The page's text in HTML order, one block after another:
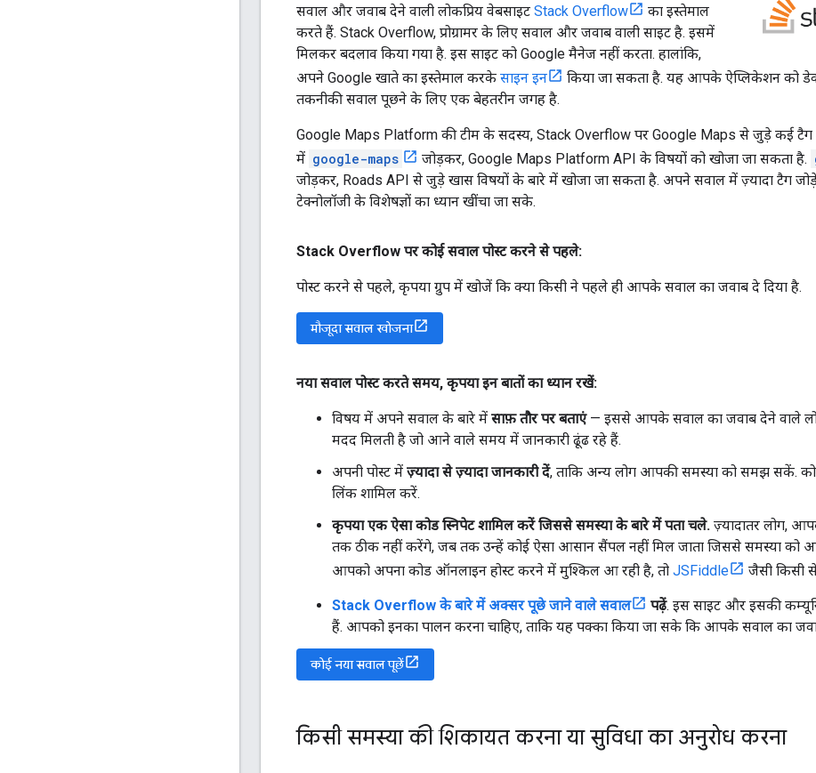
सवाल और जवाब देने वाली लोकप्रिय वेबसाइट Stack Overflow
का इस्तेमाल
करते हैं. Stack Overflow, प्रोग्रामर के लिए सवाल और जवाब वाली साइट है. इसमें
मिलकर बदलाव किया गया है. इस साइट को Google मैनेज नहीं करता. हालांकि,
अपने Google खाते का इस्तेमाल करके साइन इन
किया जा सकता है. यह आपके ऐप्लिकेशन को
तकनीकी सवाल पूछने के लिए एक बेहतरीन जगह है.
Google Maps Platform की टीम के सदस्य, Stack Overflow पर Google Maps से जुड़े कई टैग
में google-maps जोड़कर, Google Maps Platform API के विषयों को खोजा जा सकता है.
जोड़कर, Roads API से जुड़े खास विषयों के बारे में खोजा जा सकता है. अपने सवाल में ज़्यादा टैग
टेक्नोलॉजी के विशेषज्ञों का ध्यान खींचा जा सके.
Stack Overflow पर कोई सवाल पोस्ट करने से पहले:
पोस्ट करने से पहले, कृपया ग्रुप में खोजें कि क्या किसी ने पहले ही आपके सवाल का जवाब दे दिया है.
मौजूदा सवाल खोजना
नया सवाल पोस्ट करते समय, कृपया इन बातों का ध्यान रखें:
विषय में अपने सवाल के बारे में साफ़ तौर पर बताएं— इससे आपके सवाल का जवाब देने वाले
मदद मिलती है जो आने वाले समय में जानकारी ढूंढ रहे हैं.
अपनी पोस्ट में ज़्यादा से ज़्यादा जानकारी दें, ताकि अन्य लोग आपकी समस्या को समझ सकें. कोड
लिंक शामिल करें.
कृपया एक ऐसा कोड स्निपेट शामिल करें जिससे समस्या के बारे में पता चले. ज़्यादातर लोग,
तक ठीक नहीं करेंगे, जब तक उन्हें कोई ऐसा आसान सैंपल नहीं मिल जाता जिससे समस्या को
आपको अपना कोड ऑनलाइन होस्ट करने में मुश्किल आ रही है, तो JSFiddle जैसी किसी
Stack Overflow के बारे में अक्सर पूछे जाने वाले सवाल पढ़ें. इस साइट और इसकी
हैं. आपको इनका पालन करना चाहिए, ताकि यह पक्का किया जा सके कि आपके सवाल का
कोई नया सवाल पूछें
किसी समस्या की शिकायत करना या सुविधा का अनुरोध करना